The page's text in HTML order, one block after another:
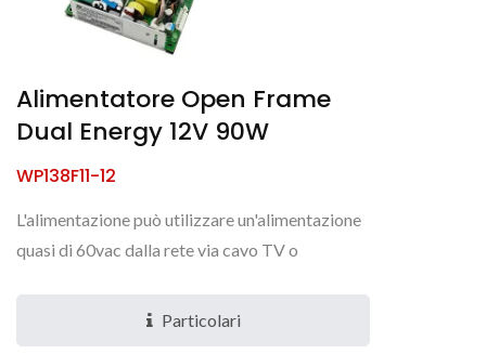
Alimentatore Open Frame
Dual Energy 12V 90W
WP138F11-12
L'alimentazione può utilizzare un'alimentazione
quasi di 60vac dalla rete via cavo TV o
(alimentazione Ethernet)....Particolari